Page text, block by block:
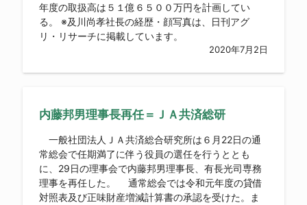
年度の取扱高は５１億６５００万円を計画してい
る。 ※及川尚孝社長の経歴・顔写真は、日刊アグ
リ・リサーチに掲載しています。
2020年7月2日
内藤邦男理事長再任＝ＪＡ共済総研
一般社団法人ＪＡ共済総合研究所は６月22日の通
常総会で任期満了に伴う役員の選任を行うととも
に、29日の理事会で内藤邦男理事長、有長光司専務
理事を再任した。 通常総会では令和元年度の貸借
対照表及び正味財産増減計算書の承認を受けた。ま